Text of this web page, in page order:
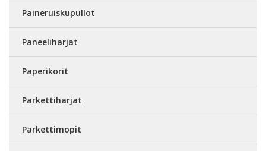
Paineruiskupullot
Paneeliharjat
Paperikorit
Parkettiharjat
Parkettimopit